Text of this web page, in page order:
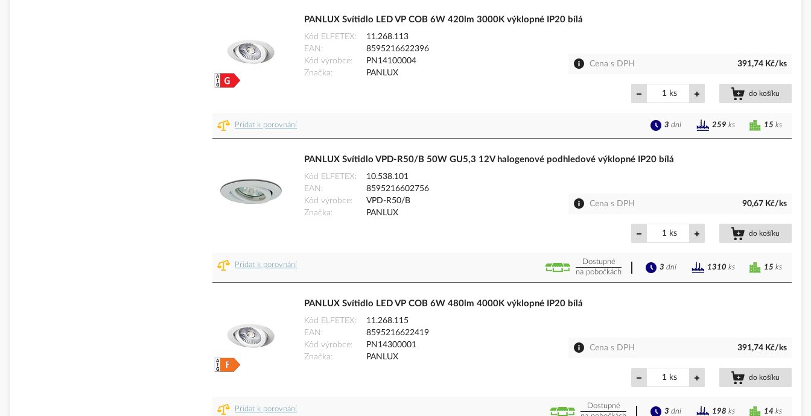
PANLUX Svítidlo LED VP COB 6W 420lm 3000K výklopné IP20 bílá
Kód ELFETEX
11.268.113
EAN
8595216622396
Kód výrobce
PN14100004
Značka
PANLUX
Cena s DPH 391,74 Kč/ks
ks do košíku
Přidat k porovnání 15 ks
3 dní 259 ks
PANLUX Svítidlo VPD-R50/B 50W GU5,3 12V halogenové podhledové výklopné IP20 bílá
Kód ELFETEX
10.538.101
EAN
8595216602756
Kód výrobce
VPD-R50/B
Značka
PANLUX
Cena s DPH 90,67 Kč/ks
ks do košíku
Přidat k porovnání
Dostupné
na pobočkách
15 ks
3 dní 1310 ks
PANLUX Svítidlo LED VP COB 6W 480lm 4000K výklopné IP20 bílá
Kód ELFETEX
11.268.115
EAN
8595216622419
Kód výrobce
PN14300001
Značka
PANLUX
Cena s DPH 391,74 Kč/ks
ks do košíku
Přidat k porovnání
Dostupné
14 ks
3 dní 198 ks